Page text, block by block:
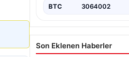
BTC 3064002
Son Eklenen Haberler